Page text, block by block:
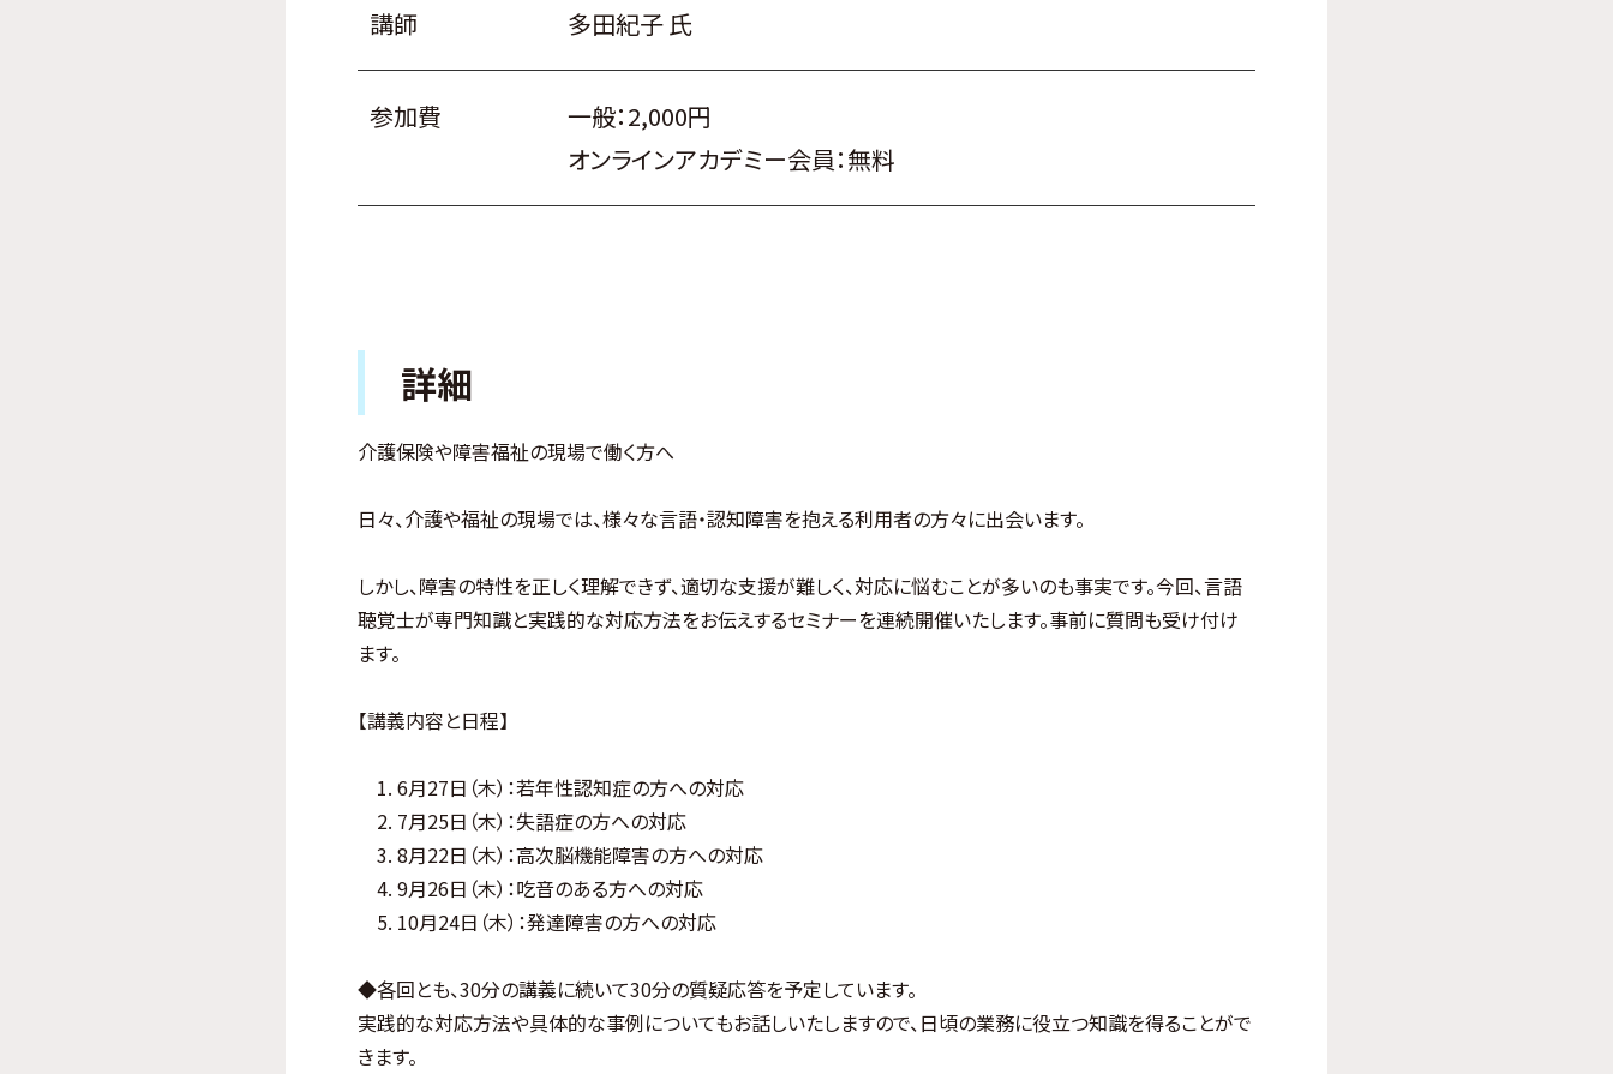
講師 多田紀子 氏
参加費
一般：2,000円
オンラインアカデミー会員：無料
詳細
介護保険や障害福祉の現場で働く方へ
日々、介護や福祉の現場では、様々な言語・認知障害を抱える利用者の方々に出会います。
しかし、障害の特性を正しく理解できず、適切な支援が難しく、対応に悩むことが多いのも事実です。今回、言語
聴覚士が専門知識と実践的な対応方法をお伝えするセミナーを連続開催いたします。事前に質問も受け付け
ます。
【講義内容と日程】
1. 6月27日（木）：若年性認知症の方への対応
2. 7月25日（木）：失語症の方への対応
3. 8月22日（木）：高次脳機能障害の方への対応
4. 9月26日（木）：吃音のある方への対応
5. 10月24日（木）：発達障害の方への対応
◆各回とも、30分の講義に続いて30分の質疑応答を予定しています。
実践的な対応方法や具体的な事例についてもお話しいたしますので、日頃の業務に役立つ知識を得ることがで
きます。